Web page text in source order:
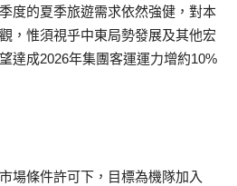
度的夏季旅遊需求依然強健，對本
，惟須視乎中東局勢發展及其他宏
達成2026年集團客運運力增約10%
場條件許可下，目標為機隊加入